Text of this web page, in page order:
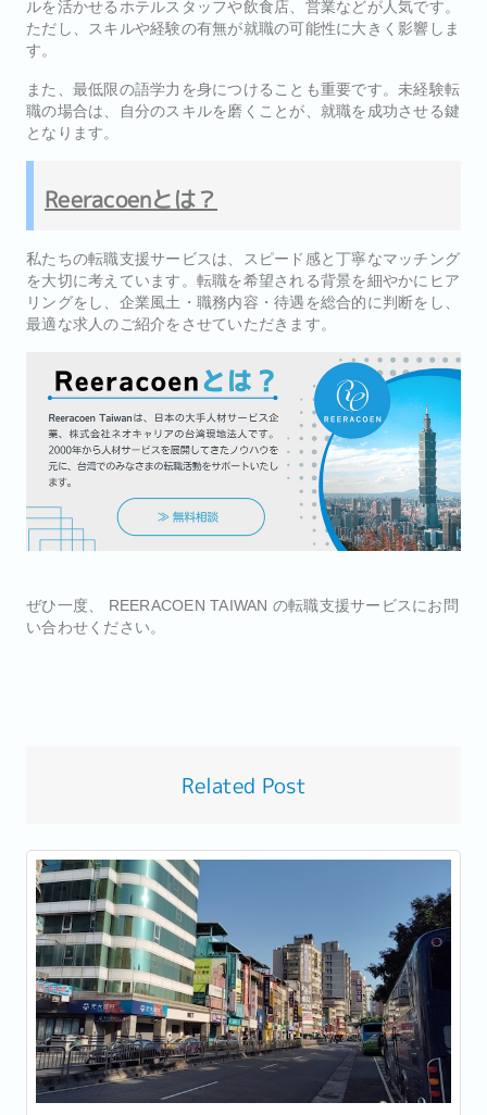
ルを活かせるホテルスタッフや飲食店、営業などが人気です。
ただし、スキルや経験の有無が就職の可能性に大きく影響しま
す。
また、最低限の語学力を身につけることも重要です。未経験転
職の場合は、自分のスキルを磨くことが、就職を成功させる鍵
となります。
Reeracoenとは？
私たちの転職支援サービスは、スピード感と丁寧なマッチング
を大切に考えています。転職を希望される背景を細やかにヒア
リングをし、企業風土・職務内容・待遇を総合的に判断をし、
最適な求人のご紹介をさせていただきます。
ぜひ一度、 REERACOEN TAIWAN の転職支援サービスにお問
い合わせください。
Related Post